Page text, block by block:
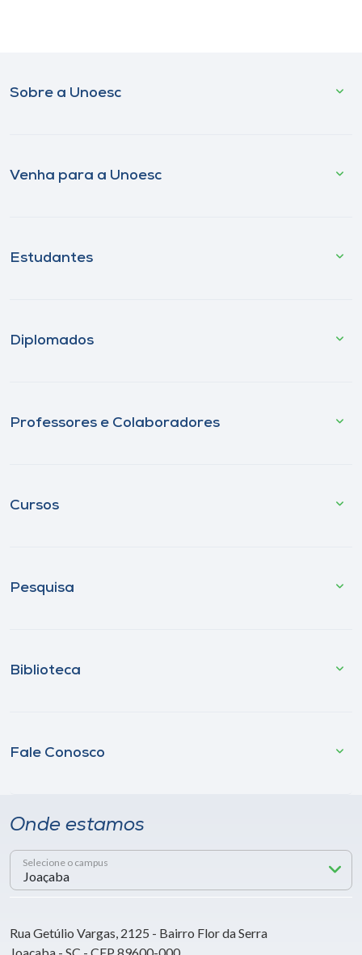
Sobre a Unoesc
Venha para a Unoesc
Estudantes
Diplomados
Professores e Colaboradores
Cursos
Pesquisa
Biblioteca
Fale Conosco
Onde estamos
Selecione o campus
Rua Getúlio Vargas, 2125 - Bairro Flor da Serra